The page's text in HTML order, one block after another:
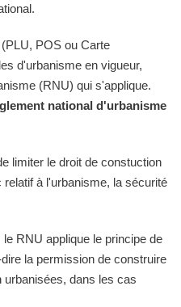
POS ou Carte
d'urbanisme en vigueur,
(RNU) qui s'applique.
national d'urbanisme
limiter le droit de constuction
à l'urbanisme, la sécurité
RNU applique le principe de
la permission de construire
urbanisées, dans les cas